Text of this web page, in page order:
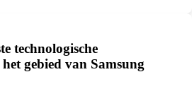
technologische
gebied van Samsung